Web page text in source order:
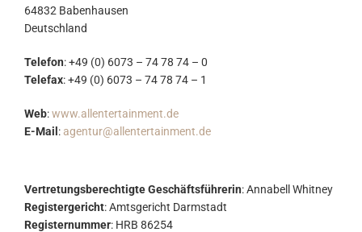
64832 Babenhausen
Deutschland
Telefon: +49 (0) 6073 – 74 78 74 – 0
Telefax: +49 (0) 6073 – 74 78 74 – 1
Web:www.allentertainment.de
E-Mail :agentur@allentertainment.de
Vertretungsberechtigte Geschäftsführerin: Annabell Whitney
Registergericht: Amtsgericht Darmstadt
Registernummer: HRB 86254